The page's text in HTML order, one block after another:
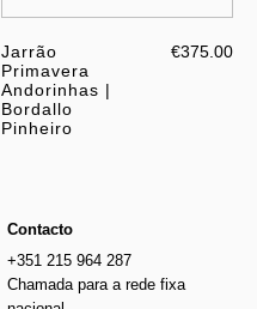
Jarrão
Primavera
Andorinhas |
Bordallo
Pinheiro
€375.00
Contacto
+351 215 964 287
Chamada para a rede fixa